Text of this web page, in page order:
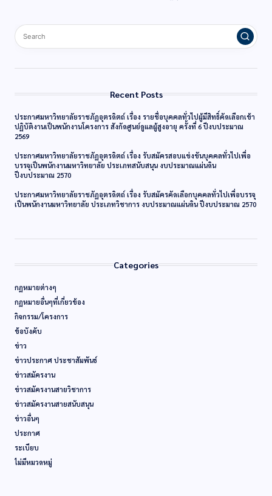
Recent Posts
ประกาศมหาวิทยาลัยราชภัฏอุตรดิตถ์ เรื่อง รายชื่อบุคคลทั่วไปผู้มีสิทธิ์คัดเลือกเข้า
ปฏิบัติงานเป็นพนักงานโครงการ สังกัดศูนย์ดูแลผู้สูงอายุ ครั้งที่ 6 ปีงบประมาณ
2569
ประกาศมหาวิทยาลัยราชภัฏอุตรดิตถ์ เรื่อง รับสมัครสอบแข่งขันบุคคลทั่วไปเพื่อ
บรรจุเป็นพนักงานมหาวิทยาลัย ประเภทสนับสนุน งบประมาณแผ่นดิน
ปีงบประมาณ 2570
ประกาศมหาวิทยาลัยราชภัฏอุตรดิตถ์ เรื่อง รับสมัครคัดเลือกบุคคลทั่วไปเพื่อบรรจุ
เป็นพนักงานมหาวิทยาลัย ประเภทวิชาการ งบประมาณแผ่นดิน ปีงบประมาณ 2570
Categories
กฏหมายต่างๆ
กฏหมายอื่นๆที่เกี่ยวข้อง
กิจกรรม/โครงการ
ข้อบังคับ
ข่าว
ข่าวประกาศ ประชาสัมพันธ์
ข่าวสมัครงาน
ข่าวสมัครงานสายวิชาการ
ข่าวสมัครงานสายสนับสนุน
ข่าวอื่นๆ
ประกาศ
ระเบียบ
ไม่มีหมวดหมู่